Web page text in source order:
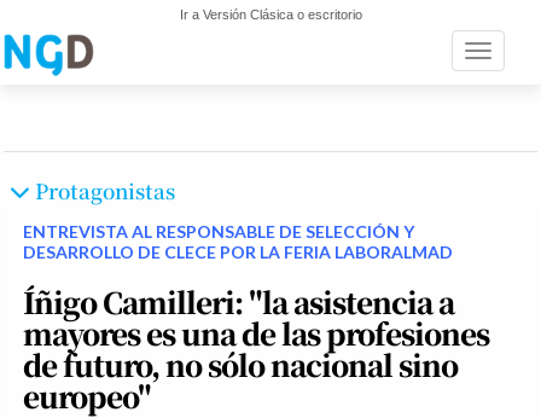
Ir a Versión Clásica o escritorio
Toggle
Protagonistas
ENTREVISTA AL RESPONSABLE DE SELECCIÓN Y
DESARROLLO DE CLECE POR LA FERIA LABORALMAD
Íñigo Camilleri: "la asistencia a
mayores es una de las profesiones
de futuro, no sólo nacional sino
europeo"